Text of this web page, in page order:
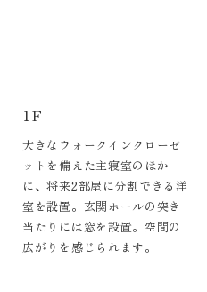
1F
大きなウォークインクローゼ
ットを備えた主寝室のほか
に、将来2部屋に分割できる洋
室を設置。玄関ホールの突き
当たりには窓を設置。空間の
広がりを感じられます。